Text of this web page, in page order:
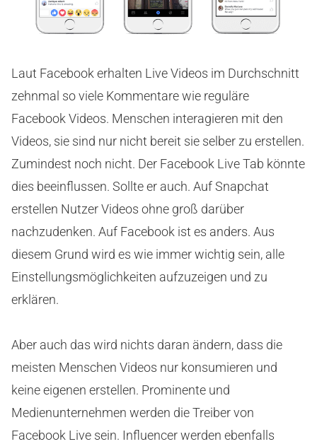
Laut Facebook erhalten Live Videos im Durchschnitt
zehnmal so viele Kommentare wie reguläre
Facebook Videos. Menschen interagieren mit den
Videos, sie sind nur nicht bereit sie selber zu erstellen.
Zumindest noch nicht. Der Facebook Live Tab könnte
dies beeinflussen. Sollte er auch. Auf Snapchat
erstellen Nutzer Videos ohne groß darüber
nachzudenken. Auf Facebook ist es anders. Aus
diesem Grund wird es wie immer wichtig sein, alle
Einstellungsmöglichkeiten aufzuzeigen und zu
erklären.
Aber auch das wird nichts daran ändern, dass die
meisten Menschen Videos nur konsumieren und
keine eigenen erstellen. Prominente und
Medienunternehmen werden die Treiber von
Facebook Live sein. Influencer werden ebenfalls